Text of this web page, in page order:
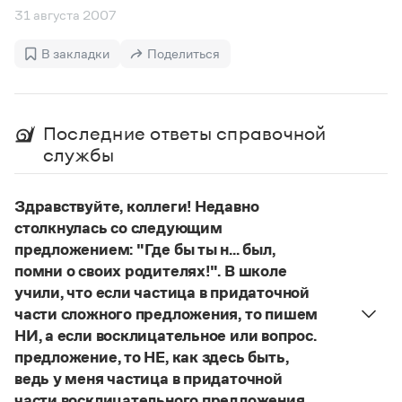
Словари русского языка как государственного
Правила русской орфографии и пунктуации
Русский язык. Краткий теоретический курс
для школьников
Письмовник
Словарь-справочник трудностей
Справочник по фразеологии
Азбучные истины
Словарь-справочник непростые слова
Журнал
Словарь русских имён
Словарь методических терминов
(1956)
31 августа 2007
В закладки Поделиться
Последние ответы справочной
службы
Здравствуйте, коллеги! Недавно
столкнулась со следующим
предложением: "Где бы ты н... был,
помни о своих родителях!". В школе
учили, что если частица в придаточной
части сложного предложения, то пишем
НИ, а если восклицательное или вопрос.
предложение, то НЕ, как здесь быть,
ведь у меня частица в придаточной